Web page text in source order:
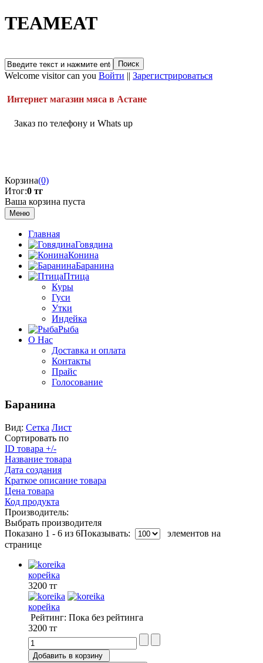
TEAMEAT
Welcome visitor can you Войти || Зарегистрироваться
Интернет магазин мяса в Астане
Заказ по телефону и Whats up
Корзина(0)
Итог:0 тг
Ваша корзина пуста
Меню
Главная
Говядина
Конина
Баранина
Птица
Куры
Гуси
Утки
Индейка
Рыба
О Нас
Доставка и оплата
Контакты
Прайс
Голосование
Баранина
Вид: Сетка Лист
Сортировать по
ID товара +/-
Название товара
Дата создания
Краткое описание товара
Цена товара
Код продукта
Производитель:
Выбрать производителя
Показано 1 - 6 из 6Показывать:
элементов на
странице
корейка
3200 тг
корейка
Рейтинг: Пока без рейтинга
3200 тг
Добавить в корзину